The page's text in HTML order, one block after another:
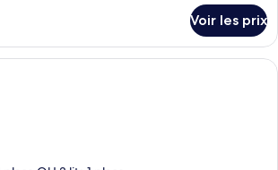
Voir les prix
Une chambre d’hôtel avec deux